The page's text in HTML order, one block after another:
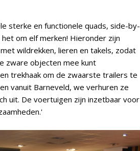
sterke en functionele quads, side-by-
om elf merken! Hieronder zijn
wildrekken, lieren en takels, zodat
zware objecten mee kunt
trekhaak om de zwaarste trailers te
vanuit Barneveld, we verhuren ze
uit. De voertuigen zijn inzetbaar voor